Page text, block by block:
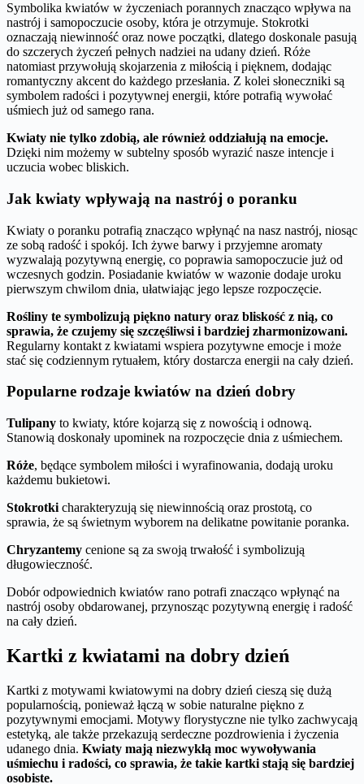
Symbolika kwiatów w życzeniach porannych znacząco wpływa na
nastrój i samopoczucie osoby, która je otrzymuje. Stokrotki
oznaczają niewinność oraz nowe początki, dlatego doskonale pasują
do szczerych życzeń pełnych nadziei na udany dzień. Róże
natomiast przywołują skojarzenia z miłością i pięknem, dodając
romantyczny akcent do każdego przesłania. Z kolei słoneczniki są
symbolem radości i pozytywnej energii, które potrafią wywołać
uśmiech już od samego rana.
Kwiaty nie tylko zdobią, ale również oddziałują na emocje.
Dzięki nim możemy w subtelny sposób wyrazić nasze intencje i
uczucia wobec bliskich.
Jak kwiaty wpływają na nastrój o poranku
Kwiaty o poranku potrafią znacząco wpłynąć na nasz nastrój, niosąc
ze sobą radość i spokój. Ich żywe barwy i przyjemne aromaty
wyzwalają pozytywną energię, co poprawia samopoczucie już od
wczesnych godzin. Posiadanie kwiatów w wazonie dodaje uroku
pierwszym chwilom dnia, ułatwiając jego lepsze rozpoczęcie.
Rośliny te symbolizują piękno natury oraz bliskość z nią, co
sprawia, że czujemy się szczęśliwsi i bardziej zharmonizowani.
Regularny kontakt z kwiatami wspiera pozytywne emocje i może
stać się codziennym rytuałem, który dostarcza energii na cały dzień.
Popularne rodzaje kwiatów na dzień dobry
Tulipany to kwiaty, które kojarzą się z nowością i odnową.
Stanowią doskonały upominek na rozpoczęcie dnia z uśmiechem.
Róże, będące symbolem miłości i wyrafinowania, dodają uroku
każdemu bukietowi.
Stokrotki charakteryzują się niewinnością oraz prostotą, co
sprawia, że są świetnym wyborem na delikatne powitanie poranka.
Chryzantemy cenione są za swoją trwałość i symbolizują
długowieczność.
Dobór odpowiednich kwiatów rano potrafi znacząco wpłynąć na
nastrój osoby obdarowanej, przynosząc pozytywną energię i radość
na cały dzień.
Kartki z kwiatami na dobry dzień
Kartki z motywami kwiatowymi na dobry dzień cieszą się dużą
popularnością, ponieważ łączą w sobie naturalne piękno z
pozytywnymi emocjami. Motywy florystyczne nie tylko zachwycają
estetyką, ale także przekazują serdeczne pozdrowienia i życzenia
udanego dnia. Kwiaty mają niezwykłą moc wywoływania
uśmiechu i radości, co sprawia, że takie kartki stają się bardziej
osobiste.